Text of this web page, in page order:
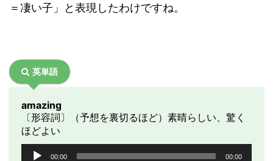
＝凄い子」と表現したわけですね。
英単語
amazing
〔形容詞〕（予想を裏切るほど）素晴らしい、驚く
ほどよい
00:00 00:00